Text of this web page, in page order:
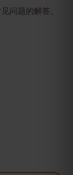
问题的解答。